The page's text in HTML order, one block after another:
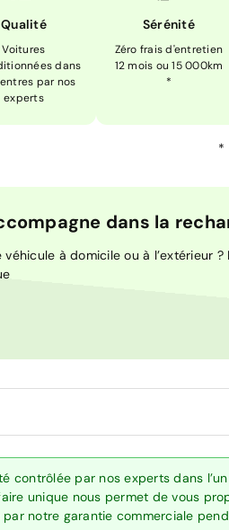
Qualité
Voitures
dans
par nos
experts
Sérénité
Zéro frais d'entretien
12 mois ou 15 000km
*
*
dans la
à domicile ou à l’extérieur
contrôlée par nos experts dans
unique nous permet de vous
notre garantie commerciale